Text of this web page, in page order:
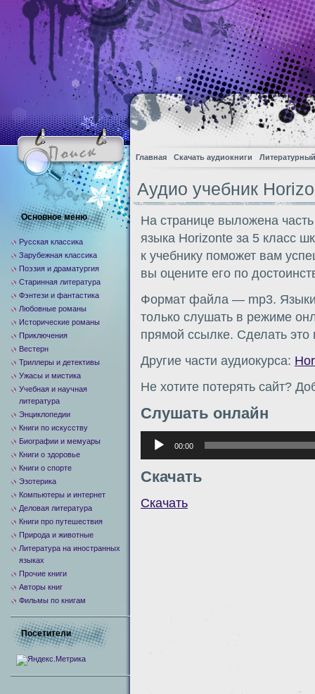
Главная Скачать аудиокниги
Аудио учебник
На странице выложена
языка Horizonte за 5 класс
к учебнику поможет вам
вы оцените его по
Формат файла — mp3.
только слушать в режиме
прямой ссылке. Сделать
Другие части аудиокурса:
Не хотите потерять сайт?
Слушать онлайн
Аудиоплеер
00:00
Скачать
Скачать
Основное меню
Русская классика
Зарубежная классика
Поэзия и драматургия
Старинная литература
Фэнтези и фантастика
Любовные романы
Исторические романы
Приключения
Вестерн
Триллеры и детективы
Ужасы и мистика
Учебная и научная
литература
Энциклопедии
Книги по искусству
Биографии и мемуары
Книги о здоровье
Книги о спорте
Эзотерика
Компьютеры и интернет
Деловая литература
Книги про путешествия
Природа и животные
Литература на иностранных
языках
Прочие книги
Авторы книг
Фильмы по книгам
Посетители